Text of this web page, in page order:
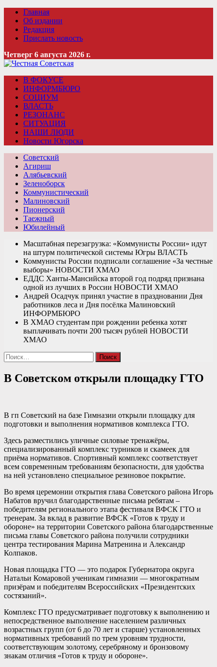
Главная
Об издании
Редакция
Прислать новость
Четверг 6 августа 2026 г.
В ФОКУСЕ
ИНФОРМБЮРО
СОЦИУМ
ВЛАСТЬ
РЕЗОНАНС
СИТУАЦИЯ
НАШИ ЛЮДИ
Новости Югорска
Советский
Агириш
Алябьевский
Зеленоборск
Коммунистический
Малиновский
Пионерский
Таежный
Юбилейный
Масштабная перезагрузка: «Коммунисты России» идут
на штурм политической системы Югры ВЛАСТЬ
Коммунисты России подписали соглашение «За честные
выборы» НОВОСТИ ХМАО
ЕДДС Ханты-Мансийска второй год подряд признана
одной из лучших в России НОВОСТИ ХМАО
Андрей Осадчук принял участие в праздновании Дня
работников леса и Дня посёлка Малиновский
ИНФОРМБЮРО
В ХМАО студентам при рождении ребенка хотят
выплачивать почти 200 тысяч рублей НОВОСТИ
ХМАО
Найти:
В Советском открыли площадку ГТО
В гп Советский на базе Гимназии открыли площадку для
подготовки и выполнения нормативов комплекса ГТО.
Здесь разместились уличные силовые тренажёры,
специализированный комплекс турников и скамеек для
приёма нормативов. Спортивный комплекс соответствует
всем современным требованиям безопасности, для удобства
на ней установлено специальное резиновое покрытие.
Во время церемонии открытия глава Советского района Игорь
Набатов вручил благодарственные письма ребятам –
победителям регионального этапа фестиваля ВФСК ГТО и
тренерам. За вклад в развитие ВФСК «Готов к труду и
обороне» на территории Советского района благодарственные
письма главы Советского района получили сотрудники
центра тестирования Марина Матренина и Александр
Колпаков.
Новая площадка ГТО — это подарок Губернатора округа
Натальи Комаровой ученикам гимназии — многократным
призёрам и победителям Всероссийских «Президентских
состязаний».
Комплекс ГТО предусматривает подготовку к выполнению и
непосредственное выполнение населением различных
возрастных групп (от 6 до 70 лет и старше) установленных
нормативных требований по трем уровням трудности,
соответствующим золотому, серебряному и бронзовому
знакам отличия «Готов к труду и обороне».